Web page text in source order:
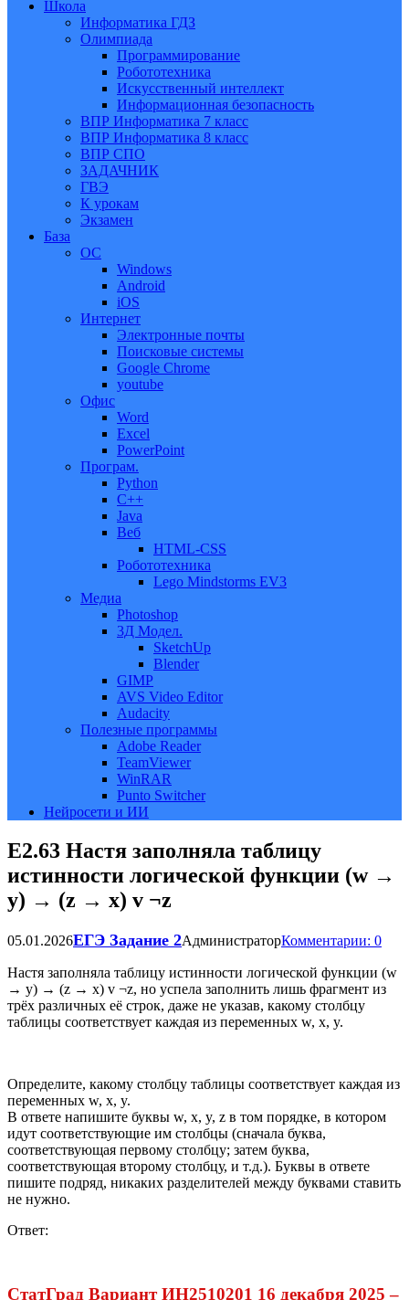
Школа
Информатика ГДЗ
Олимпиада
Программирование
Робототехника
Искусственный интеллект
Информационная безопасность
ВПР Информатика 7 класс
ВПР Информатика 8 класс
ВПР СПО
ЗАДАЧНИК
ГВЭ
К урокам
Экзамен
База
ОС
Windows
Android
iOS
Интернет
Электронные почты
Поисковые системы
Google Chrome
youtube
Офис
Word
Excel
PowerPoint
Програм.
Python
C++
Java
Веб
HTML-CSS
Робототехника
Lego Mindstorms EV3
Медиа
Photoshop
3Д Модел.
SketchUp
Blender
GIMP
AVS Video Editor
Audacity
Полезные программы
Adobe Reader
TeamViewer
WinRAR
Punto Switcher
Нейросети и ИИ
Е2.63 Настя заполняла таблицу
истинности логической функции (w →
y) → (z → x) v ¬z
05.01.2026ЕГЭ Задание 2АдминистраторКомментарии: 0
Настя заполняла таблицу истинности логической функции (w
→ y) → (z → x) v ¬z, но успела заполнить лишь фрагмент из
трёх различных её строк, даже не указав, какому столбцу
таблицы соответствует каждая из переменных w, x, y.
Определите, какому столбцу таблицы соответствует каждая из
переменных w, x, y.
В ответе напишите буквы w, x, y, z в том порядке, в котором
идут соответствующие им столбцы (сначала буква,
соответствующая первому столбцу; затем буква,
соответствующая второму столбцу, и т.д.). Буквы в ответе
пишите подряд, никаких разделителей между буквами ставить
не нужно.
Ответ:
СтатГрад Вариант ИН2510201 16 декабря 2025 –